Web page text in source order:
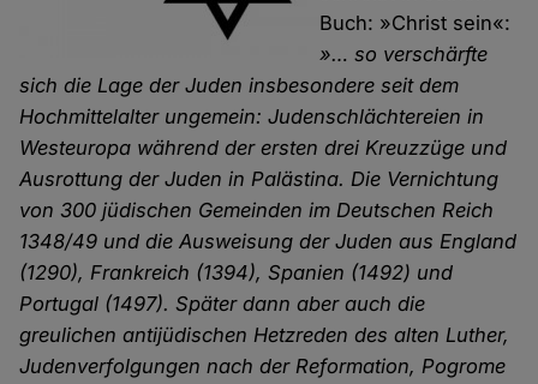
Buch: »Christ sein«:
»… so verschärfte
sich die Lage der Juden insbesondere seit dem
Hochmittelalter ungemein: Judenschlächtereien in
Westeuropa während der ersten drei Kreuzzüge und
Ausrottung der Juden in Palästina. Die Vernichtung
von 300 jüdischen Gemeinden im Deutschen Reich
1348/49 und die Ausweisung der Juden aus England
(1290), Frankreich (1394), Spanien (1492) und
Portugal (1497). Später dann aber auch die
greulichen antijüdischen Hetzreden des alten Luther,
Judenverfolgungen nach der Reformation, Pogrome